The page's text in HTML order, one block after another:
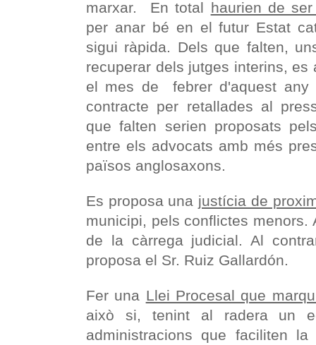
marxar. En total haurien de
per anar bé en el futur Estat
sigui ràpida. Dels que falten,
recuperar dels jutges interins, es
el mes de febrer d'aquest any
contracte per retallades al
que falten serien proposats
entre els advocats amb més
països anglosaxons.
Es proposa una justícia de
municipi, pels conflictes menors.
de la càrrega judicial. Al
proposa el Sr. Ruiz Gallardón.
Fer una Llei Procesal que
això si, tenint al radera un
administracions que faciliten